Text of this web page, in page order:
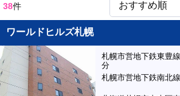
38件
ワールドヒルズ札幌
札幌市営地下鉄東豊
分
札幌市営地下鉄南北